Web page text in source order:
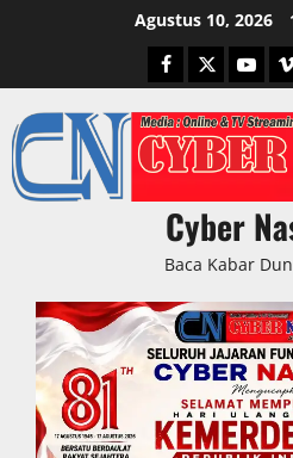
Agustus 10, 2026
Facebook
Twitter
Cyber
Baca Kabar